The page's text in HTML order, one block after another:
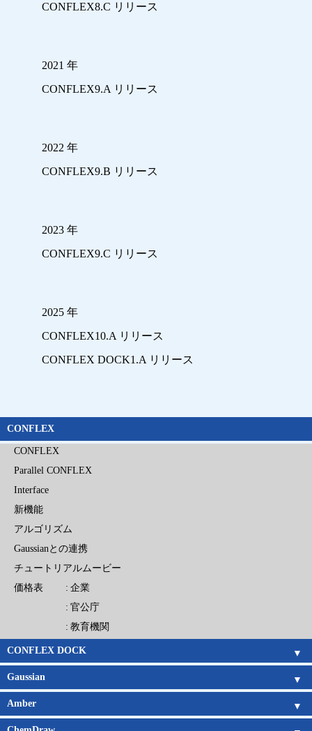
CONFLEX8.C リリース
2021 年
CONFLEX9.A リリース
2022 年
CONFLEX9.B リリース
2023 年
CONFLEX9.C リリース
2025 年
CONFLEX10.A リリース
CONFLEX DOCK1.A リリース
CONFLEX
CONFLEX
Parallel CONFLEX
Interface
新機能
アルゴリズム
Gaussianとの連携
チュートリアルムービー
価格表
企業
官公庁
教育機関
CONFLEX DOCK
CONFLEX DOCK
アルゴリズム
チュートリアルムービー
価格表
Gaussian
Gaussian概要
Gaussian 16新機能
GaussView概要
GaussView 6 新機能
CONFLEXとの連携
Gaussian日本語マニュアル
キーワードリスト
GaussView日本語マニュアル
電子構造論による化学の探究
Amber
Amber概要
Amber新機能
日本語チュートリアル
Amber旧バージョン
Amberの価格